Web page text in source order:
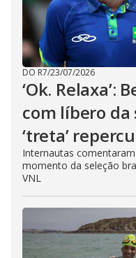
DO R7/23/07/2026
‘Ok. Relaxa’:
com líbero da
‘treta’
Internautas
momento da seleção
VNL